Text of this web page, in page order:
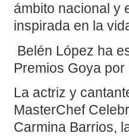
ámbito nacional y
inspirada en la
Belén López ha
Premios Goya por
La actriz y
MasterChef
Carmina Barrios,